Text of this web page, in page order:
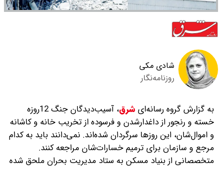
شادی مکی
روزنامه‌نگار
به گزارش گروه رسانه‌ایشرق،
آسیب‌دیدگان جنگ 12‌‌روزه
خسته و رنجور از داغدار‌شدن و فرسوده از تخریب خانه و کاشانه
و اموال‌شان، این روزها سرگردان شده‌اند. نمی‌دانند باید به کدام
مرجع و سازمان برای ترمیم خسارات‌شان مراجعه کنند.
متخصصانی از بنیاد مسکن به ستاد مدیریت بحران ملحق شده